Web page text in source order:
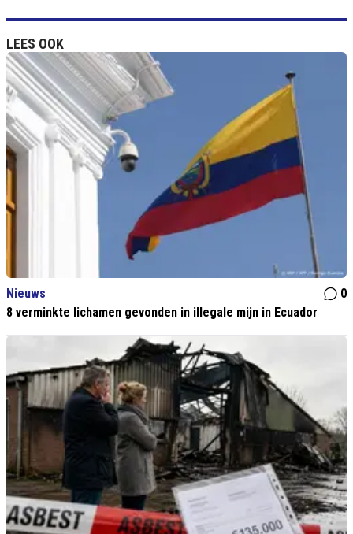
LEES OOK
Nieuws
0
8 verminkte lichamen gevonden in illegale mijn in Ecuador